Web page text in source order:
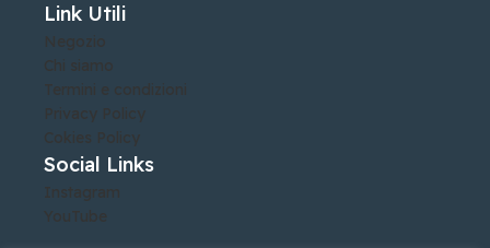
Link Utili
Negozio
Chi siamo
Termini e condizioni
Privacy Policy
Cokies Policy
Social Links
Instagram
YouTube